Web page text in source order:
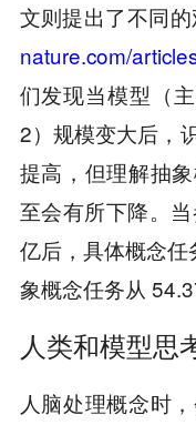
文则提出了不同
nature.com/
们发现当模型（
2）规模变大后，
提高，但理解抽
至会有所下降。
亿后，具体概念
象概念任务从
人类和模型思
人脑处理概念时